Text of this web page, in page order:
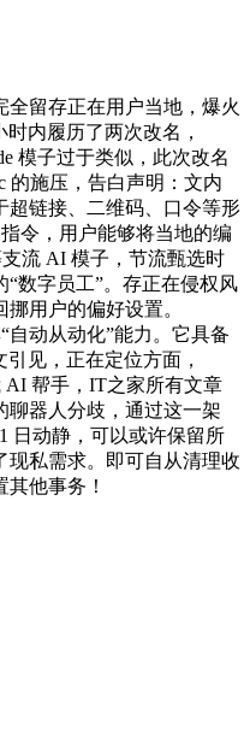
留存正在用户当地，爆火
内履历了两次改名，
模子过于类似，此次改名
的施压，告白声明：文内
超链接、二维码、口令等形
令，用户能够将当地的编
支流 AI 模子，节流甄选时
数字员工”。存正在侵权风
用户的偏好设置。
自动从动化”能力。它具备
见，正在定位方面，
AI 帮手，IT之家所有文章
聊器人分歧，通过这一架
日动静，可以或许保留所
现私需求。即可自从清理收
他事务！